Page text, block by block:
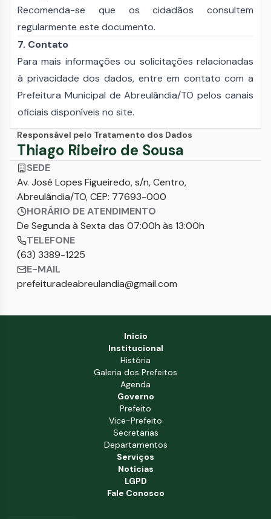
Recomenda-se que os cidadãos consultem
regularmente este documento.
7. Contato
Para mais informações ou solicitações relacionadas
à privacidade dos dados, entre em contato com a
Prefeitura Municipal de Abreulândia/TO pelos canais
oficiais disponíveis no site.
Responsável pelo Tratamento dos Dados
Thiago Ribeiro de Sousa
SEDE
Av. José Lopes Figueiredo, s/n, Centro,
Abreulândia/TO, CEP: 77693-000
HORÁRIO DE ATENDIMENTO
De Segunda à Sexta das 07:00h às 13:00h
TELEFONE
(63) 3389-1225
E-MAIL
prefeituradeabreulandia@gmail.com
Início
Institucional
História
Galeria dos Prefeitos
Agenda
Governo
Prefeito
Vice-Prefeito
Secretarias
Departamentos
Serviços
Notícias
LGPD
Fale Conosco